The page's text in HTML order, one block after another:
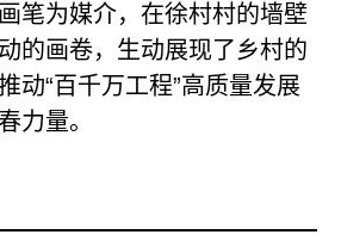
笔为媒介，在徐村村的墙壁
的画卷，生动展现了乡村的
动“百千万工程”高质量发展
力量。